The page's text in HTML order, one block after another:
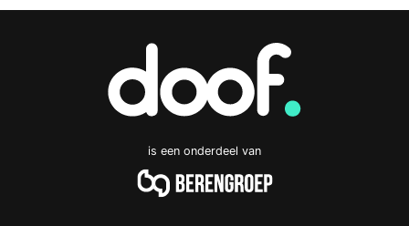
is een onderdeel van